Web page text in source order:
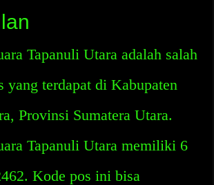
Tapanuli Utara adalah salah
yang terdapat di Kabupaten
Provinsi Sumatera Utara.
Tapanuli Utara memiliki 6
Kode pos ini bisa